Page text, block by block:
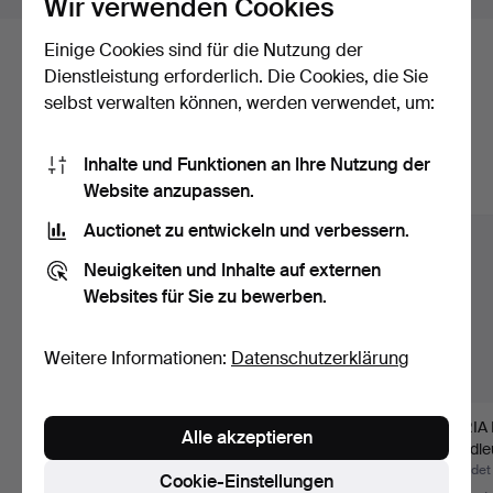
Hier sind Objekte aus unserem
Archiv, die mit Ihrer Suche
übereinstimmen.
Alle Objekte anzeigen
WANDLAMPE Valinte,
Mitte des 20.
SVEND AAGE HOLM
SØRENSEN.
Wandleuchte aus …
8-13…
Einige Cookies sind für die Nutzung der
Dienstleistung erforderlich. Die Cookies, die Sie
selbst verwalten können, werden verwendet, um:
Inhalte und Funktionen an Ihre Nutzung der
Website anzupassen.
Auctionet zu entwickeln und verbessern.
Neuigkeiten und Inhalte auf externen
Websites für Sie zu bewerben.
Weitere Informationen: Datenschutzerklärung
Cookie-Einstellungen
Alle akzeptieren